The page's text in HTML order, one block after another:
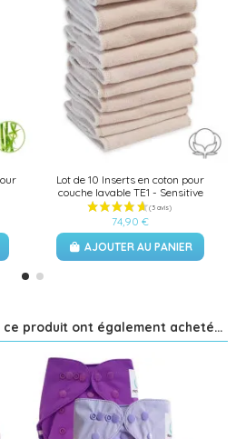
Lot de 10 Inserts en coton pour
couche lavable TE1 - Sensitive
74,90 €
AJOUTER AU PANIER
produit ont également acheté...